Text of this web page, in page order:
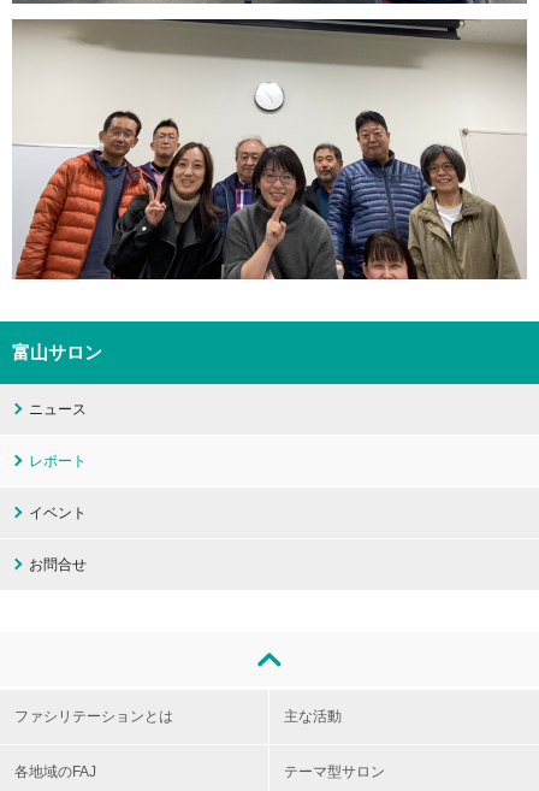
富山サロン
ニュース
レポート
イベント
お問合せ
ファシリテーションとは 主な活動
各地域のFAJ テーマ型サロン